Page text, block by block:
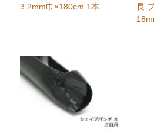
3.2mm巾×180cm 1本
長